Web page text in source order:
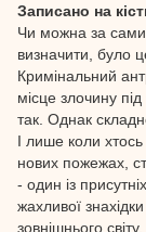
Записано на
Чи можна за
визначити, було
Кримінальний
місце злочину
так. Однак
І лише коли
нових пожежах,
- один із
жахливої
зовнішнього